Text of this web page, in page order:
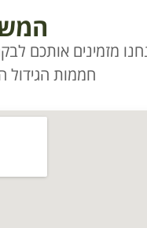
מזמינים אותכם
חממות הגידול